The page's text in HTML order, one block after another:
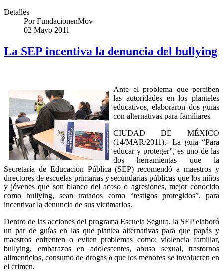
Detalles
PorFundacionenMov
02 Mayo 2011
La SEP incentiva la denuncia del bullying
Ante el problema que perciben
las autoridades en los planteles
educativos, elaboraron dos guías
con alternativas para familiares
CIUDAD DE MÉXICO
(14/MAR/2011).- La guía “Para
educar y proteger”, es uno de las
dos herramientas que la
Secretaría de Educación Pública (SEP) recomendó a maestros y
directores de escuelas primarias y secundarias públicas que los niños
y jóvenes que son blanco del acoso o agresiones, mejor conocido
como bullying, sean tratados como “testigos protegidos”, para
incentivar la denuncia de sus victimarios.
Dentro de las acciones del programa Escuela Segura, la SEP elaboró
un par de guías en las que plantea alternativas para que papás y
maestros enfrenten o eviten problemas como: violencia familiar,
bullying, embarazos en adolescentes, abuso sexual, trastornos
alimenticios, consumo de drogas o que los menores se involucren en
el crimen.